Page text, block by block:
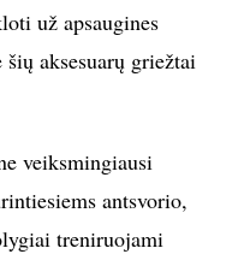
už apsaugines
aksesuarų griežtai
veiksmingiausi
antsvorio,
treniruojami